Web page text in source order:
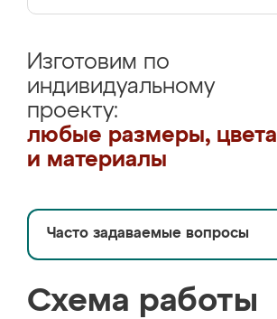
Изготовим по
индивидуальному
проекту:
любые размеры, цвета
и материалы
Часто задаваемые вопросы
Схема работы